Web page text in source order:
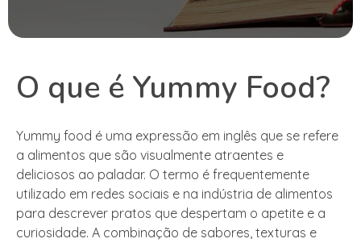
O que é Yummy Food?
Yummy food é uma expressão em inglês que se refere
a alimentos que são visualmente atraentes e
deliciosos ao paladar. O termo é frequentemente
utilizado em redes sociais e na indústria de alimentos
para descrever pratos que despertam o apetite e a
curiosidade. A combinação de sabores, texturas e